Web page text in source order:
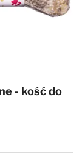
- kość do